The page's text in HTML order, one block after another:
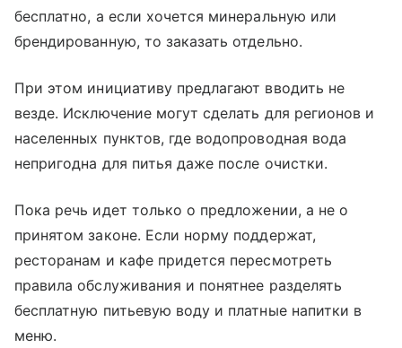
бесплатно, а если хочется минеральную или
брендированную, то заказать отдельно.
При этом инициативу предлагают вводить не
везде. Исключение могут сделать для регионов и
населенных пунктов, где водопроводная вода
непригодна для питья даже после очистки.
Пока речь идет только о предложении, а не о
принятом законе. Если норму поддержат,
ресторанам и кафе придется пересмотреть
правила обслуживания и понятнее разделять
бесплатную питьевую воду и платные напитки в
меню.